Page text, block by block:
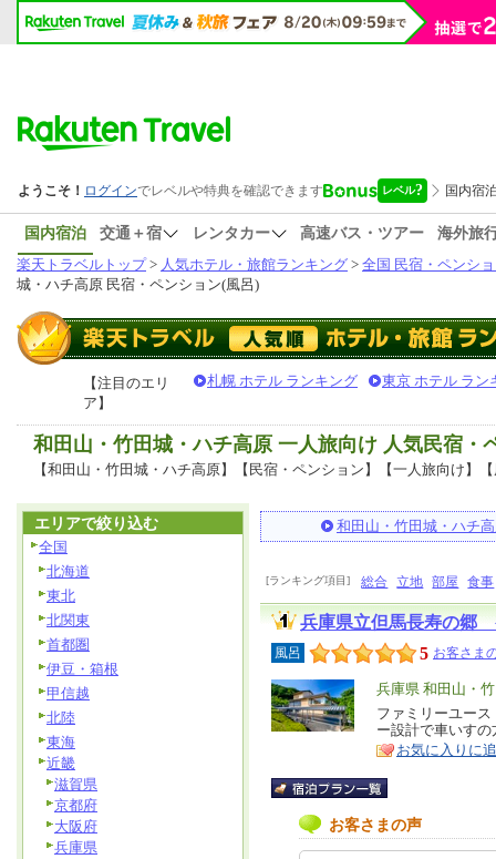
国内宿泊 交通＋宿 レンタカー 高速バス・ツアー
海外旅
楽天トラベルトップ> 人気ホテル・旅館ランキング > 全国 民宿・ペンシ
城・ハチ高原 民宿・ペンション(風呂)
【注目のエリ
ア】
札幌 ホテル ランキング 東京 ホテル ラン
和田山・竹田城・ハチ高原 一人旅向け 人気民宿・
【和田山・竹田城・ハチ高原】【民宿・ペンション】【一人旅向け】
和田山・竹田城・ハチ
[ランキング項目] 総合 立地 部屋 食事
兵庫県立但馬長寿の郷
風呂 5 お客さま
エ
リ
ア
兵庫県 和田山・
特
徴
ファミリーユー
ー設計で車いすの
お気に入りに
お客さまの声
エリアで絞り込む
全国
北海道
東北
北関東
首都圏
伊豆・箱根
甲信越
北陸
東海
近畿
滋賀県
京都府
大阪府
兵庫県